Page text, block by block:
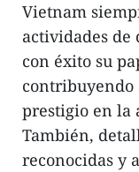
Vietnam
actividades de
con éxito su
contribuyendo
prestigio en la
También,
reconocidas y